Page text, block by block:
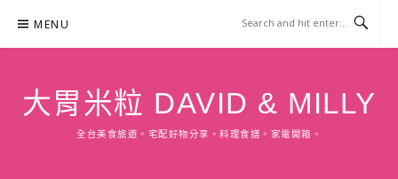
content
MENU
大胃米粒 DAVID & MILLY
全台美食旅遊。宅配好物分享。料理食譜。家電開箱。